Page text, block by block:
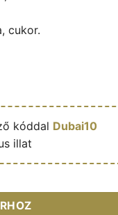
cukor.
kóddal Dubai10
illat